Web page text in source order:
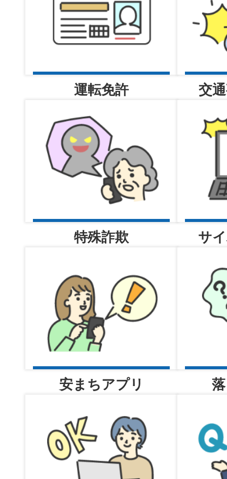
2026年08月05日
高齢者講習・認知機能検査・
状況一覧表について更新しま
2026年08月05日
警備員指導教育責任者講習（
号）実施のお知らせ
2026年08月05日
警備員指導教育責任者講習（
号）実施のお知らせ
事件事故の発生・検挙のお知
日（火曜日））
2026年08月04日
署長室へようこそ
2026年08月04日
河内警察署 交番だより
運転免許 交
特殊詐欺 サ
安まちアプリ